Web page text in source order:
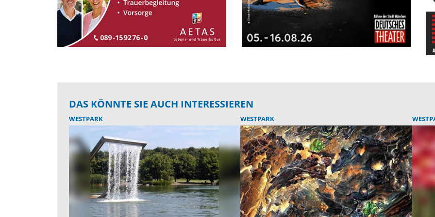
DAS KÖNNTE SIE AUCH INTERESSIEREN
WESTPARK WESTPARK